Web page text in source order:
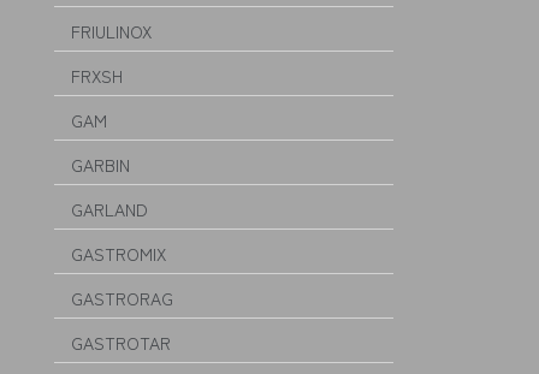
FRIULINOX
FRXSH
GAM
GARBIN
GARLAND
GASTROMIX
GASTRORAG
GASTROTAR